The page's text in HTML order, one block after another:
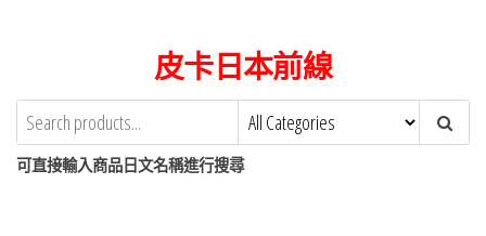
content
皮卡日本前線
可直接輸入商品日文名稱進行搜尋